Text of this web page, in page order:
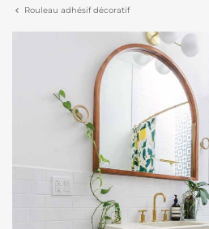
Rouleau adhésif décoratif